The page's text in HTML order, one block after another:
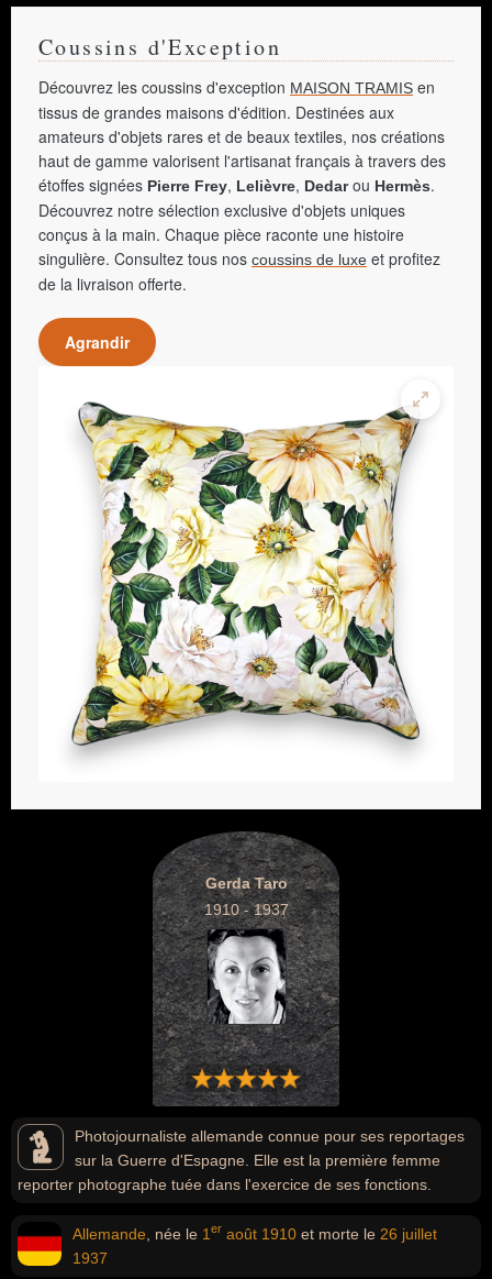
Coussins d'Exception
Découvrez les coussins d'exception MAISON TRAMIS en
tissus de grandes maisons d'édition. Destinées aux
amateurs d'objets rares et de beaux textiles, nos créations
haut de gamme valorisent l'artisanat français à travers des
étoffes signées Pierre Frey, Lelièvre, Dedarou Hermès.
Découvrez notre sélection exclusive d'objets uniques
conçus à la main. Chaque pièce raconte une histoire
singulière. Consultez tous nos coussins de luxe et profitez
de la livraison offerte.
Agrandir
Gerda Taro
1910 - 1937
Photojournaliste allemande connue pour ses reportages
sur la Guerre d'Espagne. Elle est la première femme
reporter photographe tuée dans l'exercice de ses fonctions.
Allemande , née le 1 er août 1910 et morte le 26 juillet
1937